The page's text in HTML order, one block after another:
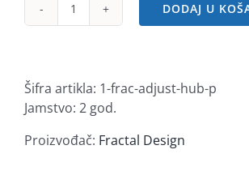
Fractal
količina
DODAJ U
Šifra artikla: 1-frac-adjust-hub-p
Jamstvo: 2 god.
Proizvođač: Fractal Design